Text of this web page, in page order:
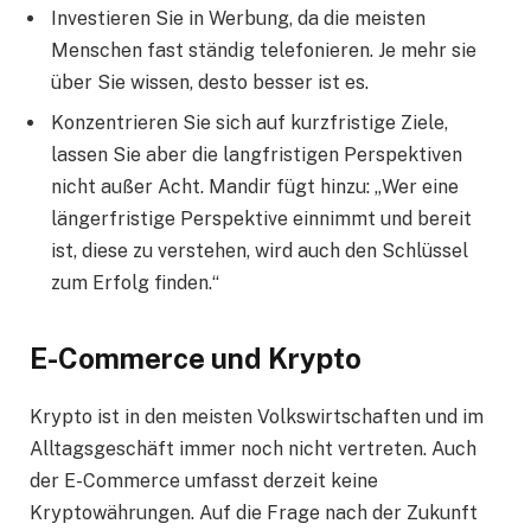
Investieren Sie in Werbung, da die meisten
Menschen fast ständig telefonieren. Je mehr sie
über Sie wissen, desto besser ist es.
Konzentrieren Sie sich auf kurzfristige Ziele,
lassen Sie aber die langfristigen Perspektiven
nicht außer Acht. Mandir fügt hinzu: „Wer eine
längerfristige Perspektive einnimmt und bereit
ist, diese zu verstehen, wird auch den Schlüssel
zum Erfolg finden.“
E-Commerce und Krypto
Krypto ist in den meisten Volkswirtschaften und im
Alltagsgeschäft immer noch nicht vertreten. Auch
der E-Commerce umfasst derzeit keine
Kryptowährungen. Auf die Frage nach der Zukunft